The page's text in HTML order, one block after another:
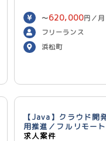
〜620,000円／月
フリーランス
浜松町
【Java】クラウド開
用推進／フルリモート
求人案件